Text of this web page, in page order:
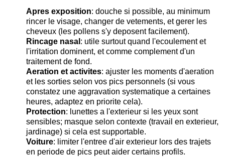
Apres exposition: douche si possible, au minimum
rincer le visage, changer de vetements, et gerer les
cheveux (les pollens s'y deposent facilement).
Rincage nasal : utile surtout quand l'ecoulement et
l'irritation dominent, et comme complement d'un
traitement de fond.
Aeration et activites: ajuster les moments d'aeration
et les sorties selon vos pics personnels (si vous
constatez une aggravation systematique a certaines
heures, adaptez en priorite cela).
Protection: lunettes a l'exterieur si les yeux sont
sensibles; masque selon contexte (travail en exterieur,
jardinage) si cela est supportable.
Voiture: limiter l'entree d'air exterieur lors des trajets
en periode de pics peut aider certains profils.